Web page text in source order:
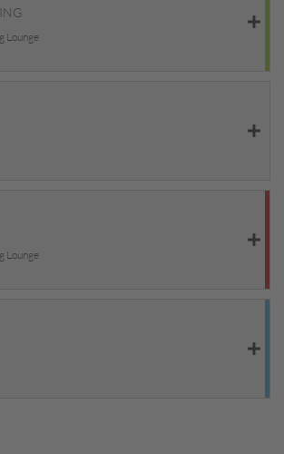
Lounge
Lounge